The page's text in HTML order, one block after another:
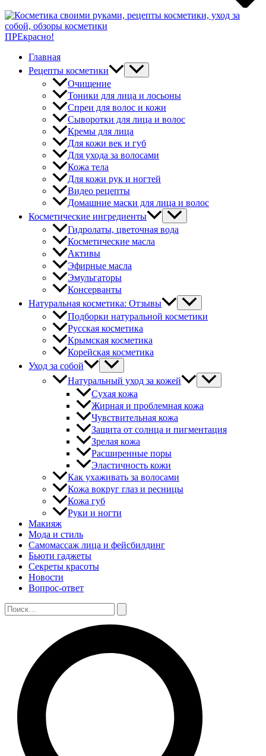
ПРЕкрасно!
Главная
Рецепты косметики
Очищение
Тоники для лица и лосьоны
Спреи для волос и кожи
Сыворотки для лица и волос
Кремы для лица
Для кожи век и губ
Для ухода за волосами
Кожа тела
Для кожи рук и ногтей
Видео рецепты
Домашние маски для лица и волос
Косметические ингредиенты
Гидролаты, цветочная вода
Косметические масла
Активы
Эфирные масла
Эмульгаторы
Консерванты
Натуральная косметика: Отзывы
Подборки натуральной косметики
Русская косметика
Крымская косметика
Корейская косметика
Уход за собой
Натуральный уход за кожей
Сухая кожа
Жирная и проблемная кожа
Чувствительная кожа
Защита от солнца и пигментация
Зрелая кожа
Расширенные поры
Эластичность кожи
Как ухаживать за волосами
Кожа вокруг глаз и ресницы
Кожа губ
Руки и ногти
Макияж
Мода и стиль
Самомассаж лица и фейсбилдинг
Бьюти гаджеты
Секреты красоты
Новости
Вопрос-ответ
Поиск: